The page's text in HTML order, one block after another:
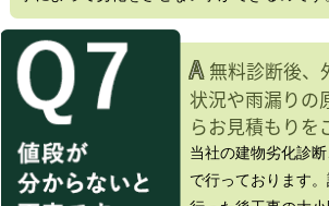
A 無料診断後、
状況や雨漏りの
らお見積もりを
当社の建物劣化診
で行っております